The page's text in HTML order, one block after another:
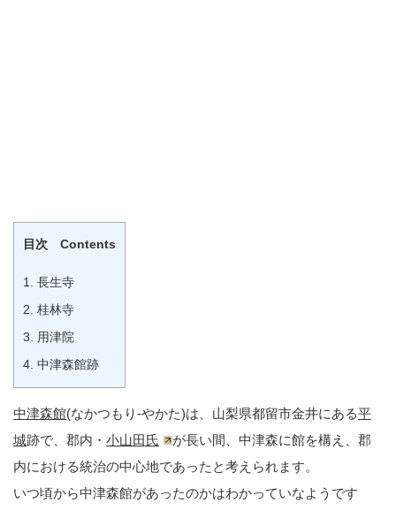
目次 Contents
1. 長生寺
2. 桂林寺
3. 用津院
4. 中津森館跡
中津森館(なかつもり-やかた)は、山梨県都留市金井にある平
城跡で、郡内・ 小山田氏
が長い間、中津森に館を構え、郡
内における統治の中心地であったと考えられます。
いつ頃から中津森館があったのかはわかっていなようです